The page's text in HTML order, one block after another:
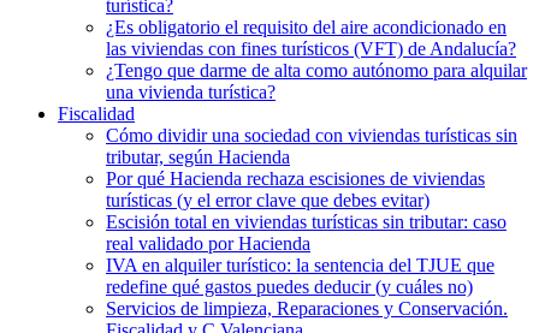
turística?
¿Es obligatorio el requisito del aire acondicionado en
las viviendas con fines turísticos (VFT) de Andalucía?
¿Tengo que darme de alta como autónomo para alquilar
una vivienda turística?
Fiscalidad
Cómo dividir una sociedad con viviendas turísticas sin
tributar, según Hacienda
Por qué Hacienda rechaza escisiones de viviendas
turísticas (y el error clave que debes evitar)
Escisión total en viviendas turísticas sin tributar: caso
real validado por Hacienda
IVA en alquiler turístico: la sentencia del TJUE que
redefine qué gastos puedes deducir (y cuáles no)
Servicios de limpieza, Reparaciones y Conservación.